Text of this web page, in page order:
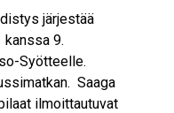
järjestää
9.
Syötteelle.
Saaga
ilmoittautuvat